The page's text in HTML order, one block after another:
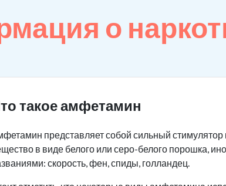
о
такое амфетамин
представляет собой сильный
в виде белого или серо-белого порошка,
скорость, фен, спиды, голландец.